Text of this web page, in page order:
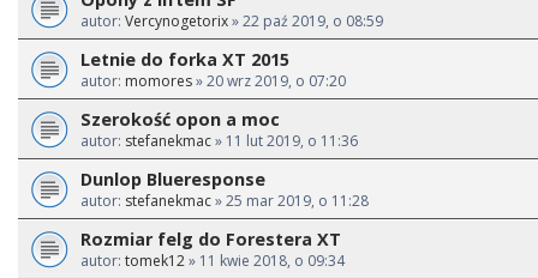
autor: Vercynogetorix» 22 paź 2019, o 08:59
Letnie do forka XT 2015
autor: momores» 20 wrz 2019, o 07:20
Szerokość opon a moc
autor: stefanekmac» 11 lut 2019, o 11:36
Dunlop Blueresponse
autor: stefanekmac» 25 mar 2019, o 11:28
Rozmiar felg do Forestera XT
autor: tomek12» 11 kwie 2018, o 09:34